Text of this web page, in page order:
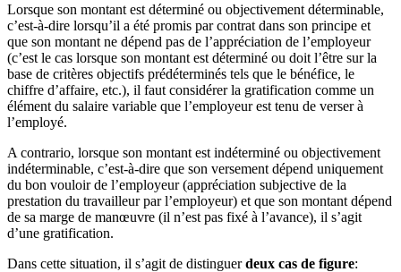
Lorsque son montant est déterminé ou objectivement déterminable,
c’est-à-dire lorsqu’il a été promis par contrat dans son principe et
que son montant ne dépend pas de l’appréciation de l’employeur
(c’est le cas lorsque son montant est déterminé ou doit l’être sur la
base de critères objectifs prédéterminés tels que le bénéfice, le
chiffre d’affaire, etc.), il faut considérer la gratification comme un
élément du salaire variable que l’employeur est tenu de verser à
l’employé.
A contrario, lorsque son montant est indéterminé ou objectivement
indéterminable, c’est-à-dire que son versement dépend uniquement
du bon vouloir de l’employeur (appréciation subjective de la
prestation du travailleur par l’employeur) et que son montant dépend
de sa marge de manœuvre (il n’est pas fixé à l’avance), il s’agit
d’une gratification.
Dans cette situation, il s’agit de distinguerdeux cas de figure: